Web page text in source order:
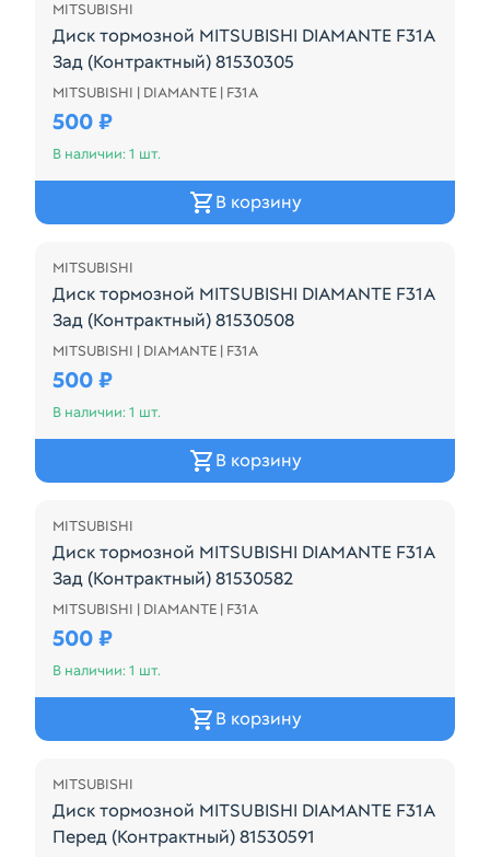
MITSUBISHI
Диск тормозной MITSUBISHI DIAMANTE F31A
Зад (Контрактный) 81530305
Диск тормозной MITSUBISHI DIAMANTE F31A Зад
MITSUBISHI | DIAMANTE | F31A
500 ₽
В наличии: 1 шт.
В корзину
MITSUBISHI
Диск тормозной MITSUBISHI DIAMANTE F31A
Зад (Контрактный) 81530508
Диск тормозной MITSUBISHI DIAMANTE F31A Зад
MITSUBISHI | DIAMANTE | F31A
500 ₽
В наличии: 1 шт.
В корзину
MITSUBISHI
Диск тормозной MITSUBISHI DIAMANTE F31A
Зад (Контрактный) 81530582
Диск тормозной MITSUBISHI DIAMANTE F31A Зад
MITSUBISHI | DIAMANTE | F31A
500 ₽
В наличии: 1 шт.
В корзину
MITSUBISHI
Диск тормозной MITSUBISHI DIAMANTE F31A
Перед (Контрактный) 81530591